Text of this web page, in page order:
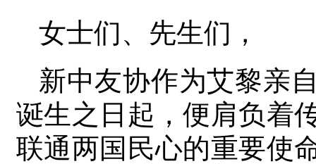
女士们、先生们，
新中友协作为艾黎亲
诞生之日起，便肩负着
联通两国民心的重要使